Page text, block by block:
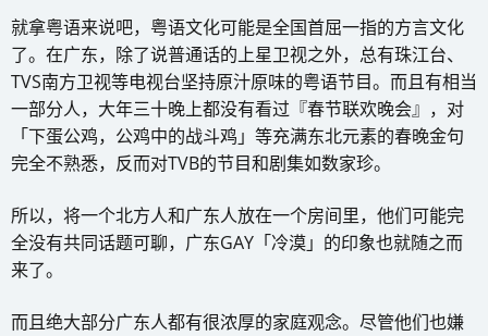
就拿粤语来说吧，粤语文化可能是全国首屈一指的方言文化
了。在广东，除了说普通话的上星卫视之外，总有珠江台、
TVS南方卫视等电视台坚持原汁原味的粤语节目。而且有相当
一部分人，大年三十晚上都没有看过『春节联欢晚会』，对
「下蛋公鸡，公鸡中的战斗鸡」等充满东北元素的春晚金句
完全不熟悉，反而对TVB的节目和剧集如数家珍。
所以，将一个北方人和广东人放在一个房间里，他们可能完
全没有共同话题可聊，广东GAY「冷漠」的印象也就随之而
来了。
而且绝大部分广东人都有很浓厚的家庭观念。尽管他们也嫌